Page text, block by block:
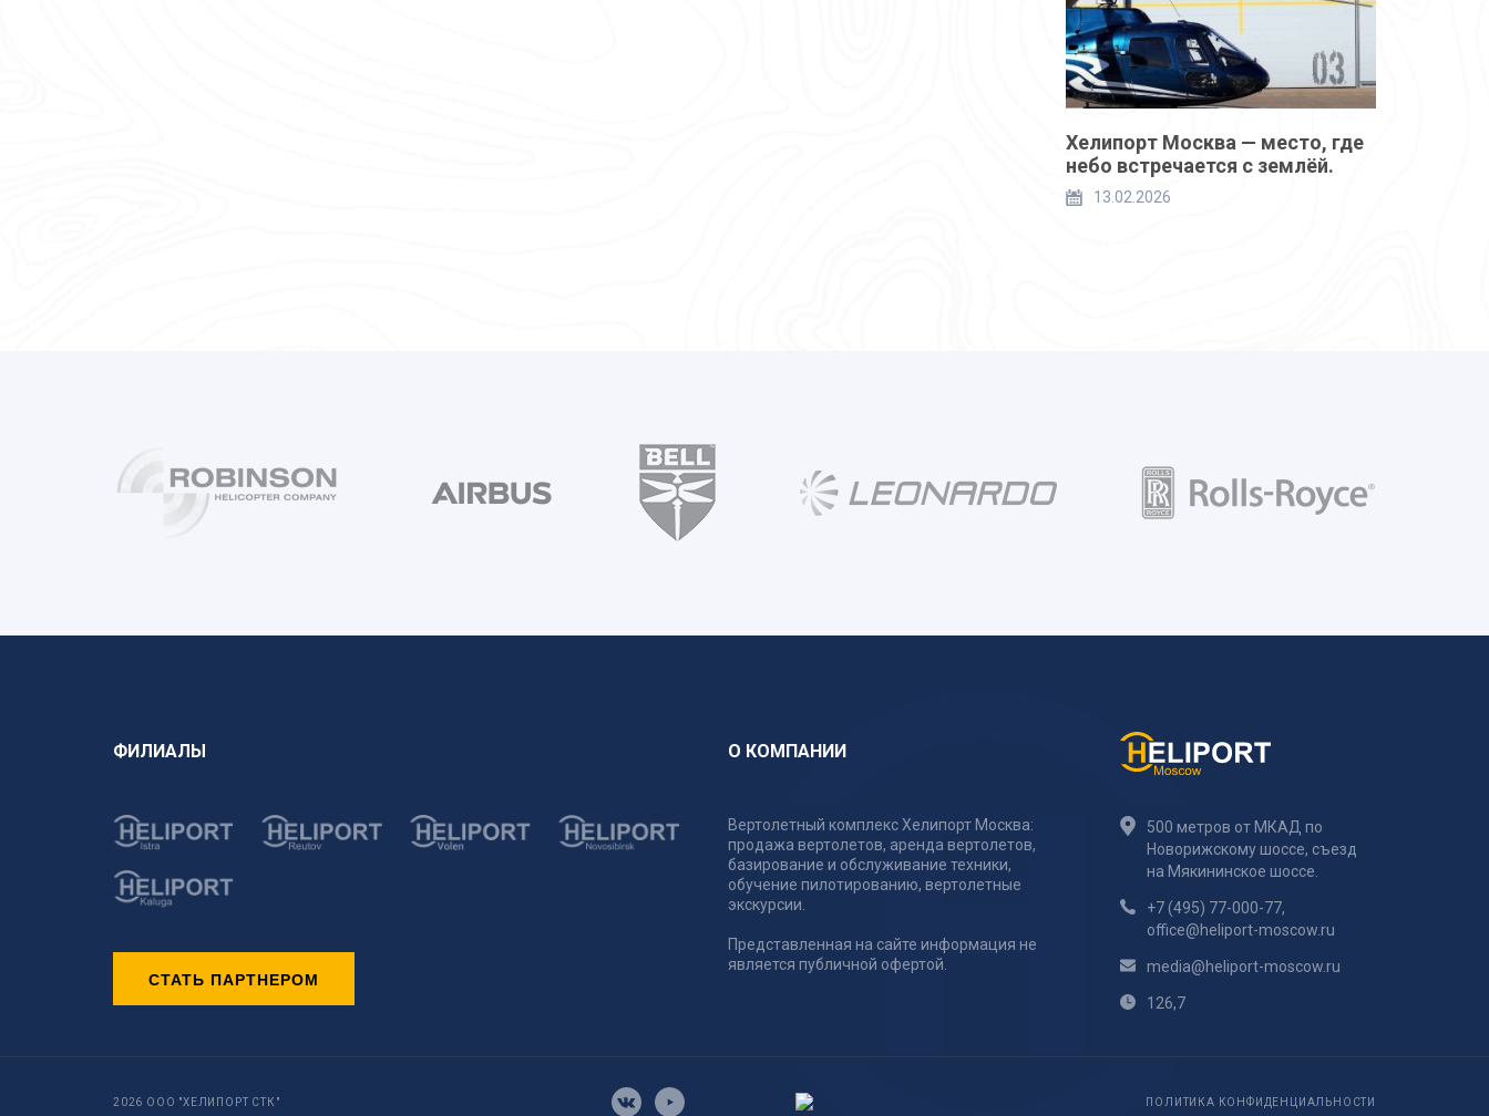
Хелипорт Москва — место, где
небо встречается с землёй.
13.02.2026
ФИЛИАЛЫ
СТАТЬ ПАРТНЕРОМ
О КОМПАНИИ
Вертолетный комплекс Хелипорт Москва:
продажа вертолетов, аренда вертолетов,
базирование и обслуживание техники,
обучение пилотированию, вертолетные
экскурсии.
Представленная на сайте информация не
является публичной офертой.
500 метров от МКАД по
Новорижскому шоссе, съезд
на Мякининское шоссе.
+7 (495) 77-000-77,
office@heliport-moscow.ru
media@heliport-moscow.ru
126,7
2026 ООО "ХЕЛИПОРТ СТК" ПОЛИТИКА КОНФИДЕНЦИАЛЬНОСТИ